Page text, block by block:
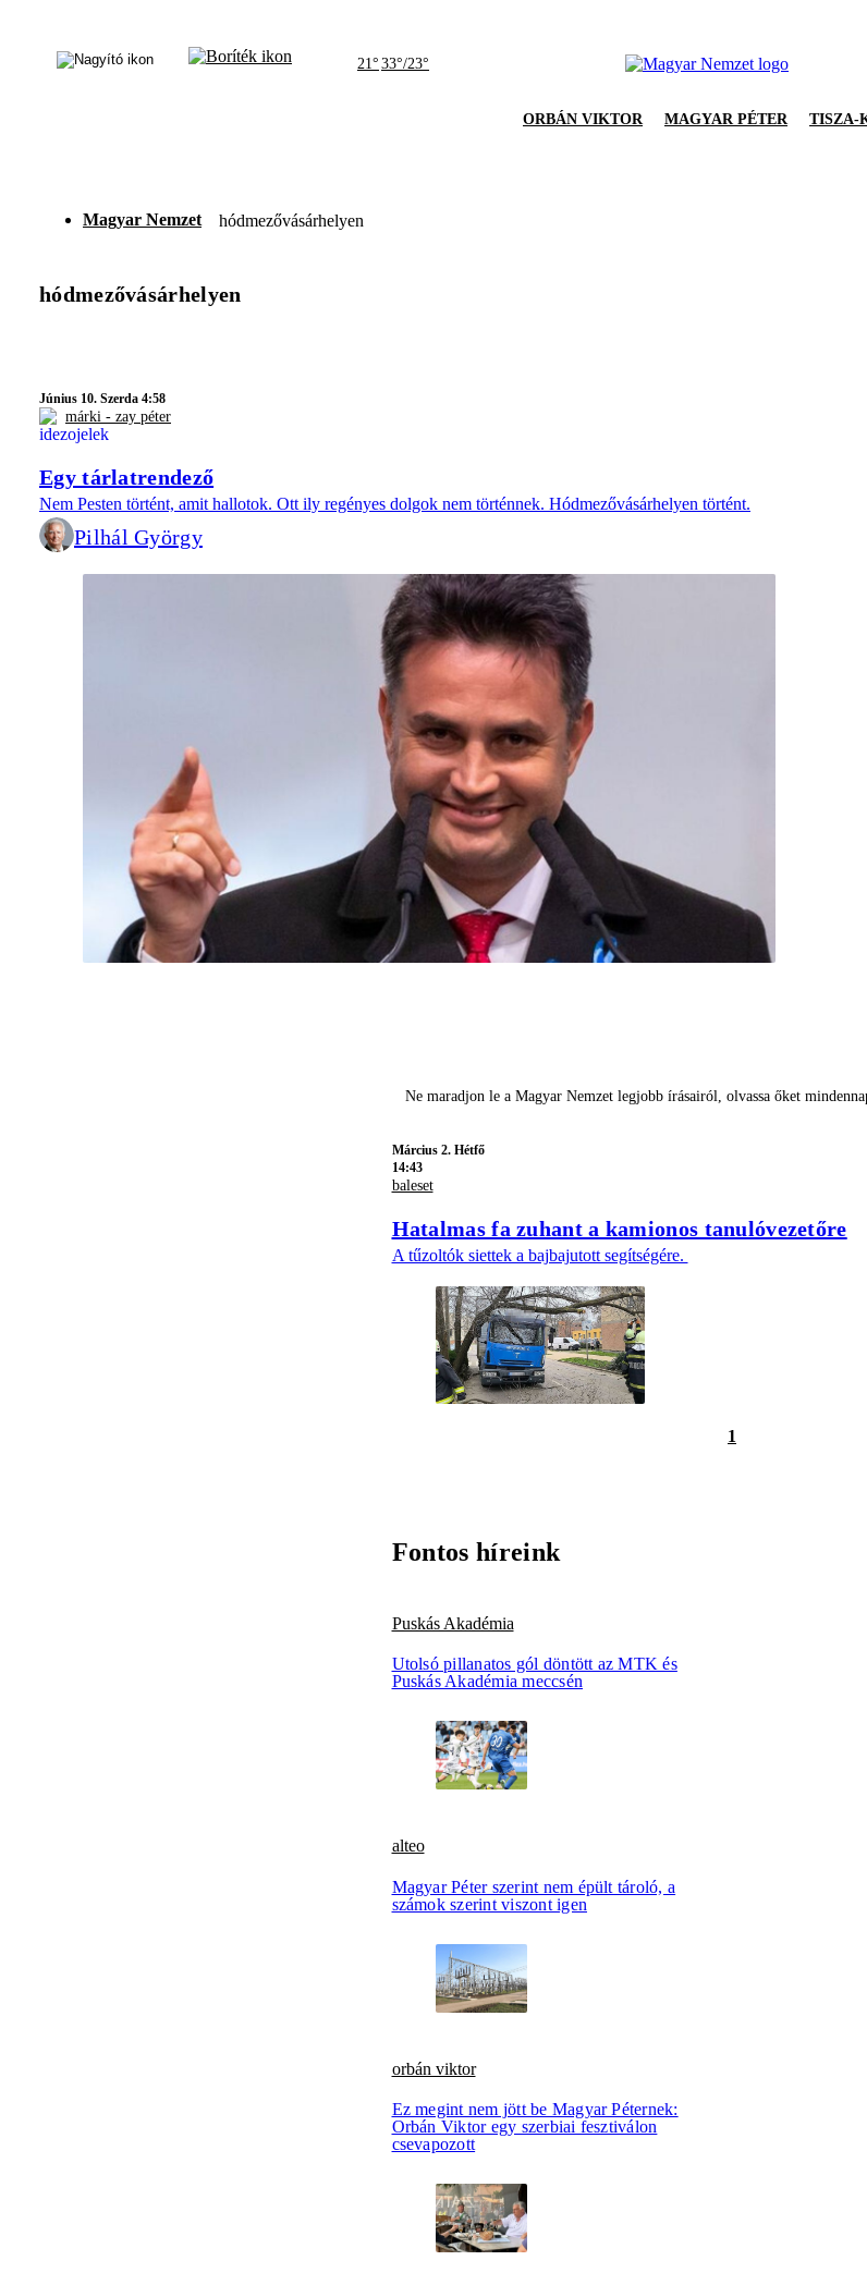
21° 33°/23°
ORBÁN VIKTOR MAGYAR PÉTER TISZA-
Magyar Nemzet hódmezővásárhelyen
hódmezővásárhelyen
Június 10. Szerda 4:58
márki - zay péter
Egy tárlatrendező
Nem Pesten történt, amit hallotok. Ott ily regényes dolgok nem történnek. Hódmezővásárhelyen történt.
Pilhál György
Ne maradjon le a Magyar Nemzet legjobb írásairól, olvassa őket
Március 2. Hétfő
14:43
baleset
Hatalmas fa zuhant a kamionos tanulóvezetőre
A tűzoltók siettek a bajbajutott segítségére.
1
Fontos híreink
Puskás Akadémia
Utolsó pillanatos gól döntött az MTK és
Puskás Akadémia meccsén
alteo
Magyar Péter szerint nem épült tároló, a
számok szerint viszont igen
orbán viktor
Ez megint nem jött be Magyar Péternek:
Orbán Viktor egy szerbiai fesztiválon
csevapozott